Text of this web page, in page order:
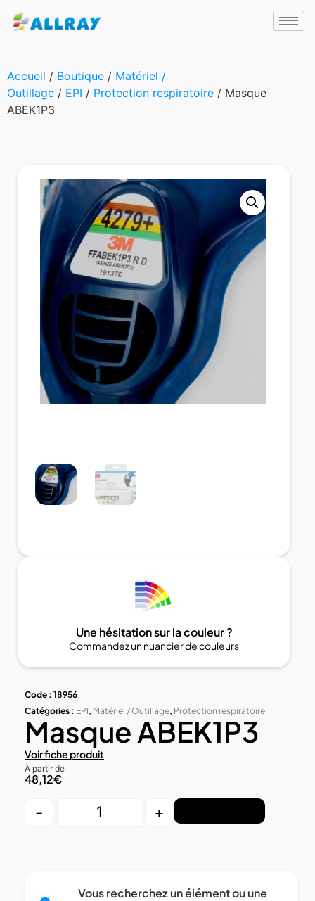
Accueil / Boutique / Matériel /
Outillage / EPI / Protection respiratoire / Masque
ABEK1P3
Une hésitation sur la couleur ?
Commandez un nuancier de couleurs
Code : 18956
Catégories : EPI, Matériel / Outillage, Protection respiratoire
Masque ABEK1P3
Voir fiche produit
À partir de
48,12€
- +
Vous recherchez un élément ou une